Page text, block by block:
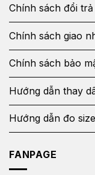
Chính sách đổi trả
Chính sách giao
Chính sách bảo
Hướng dẫn thay
Hướng dẫn đo
FANPAGE